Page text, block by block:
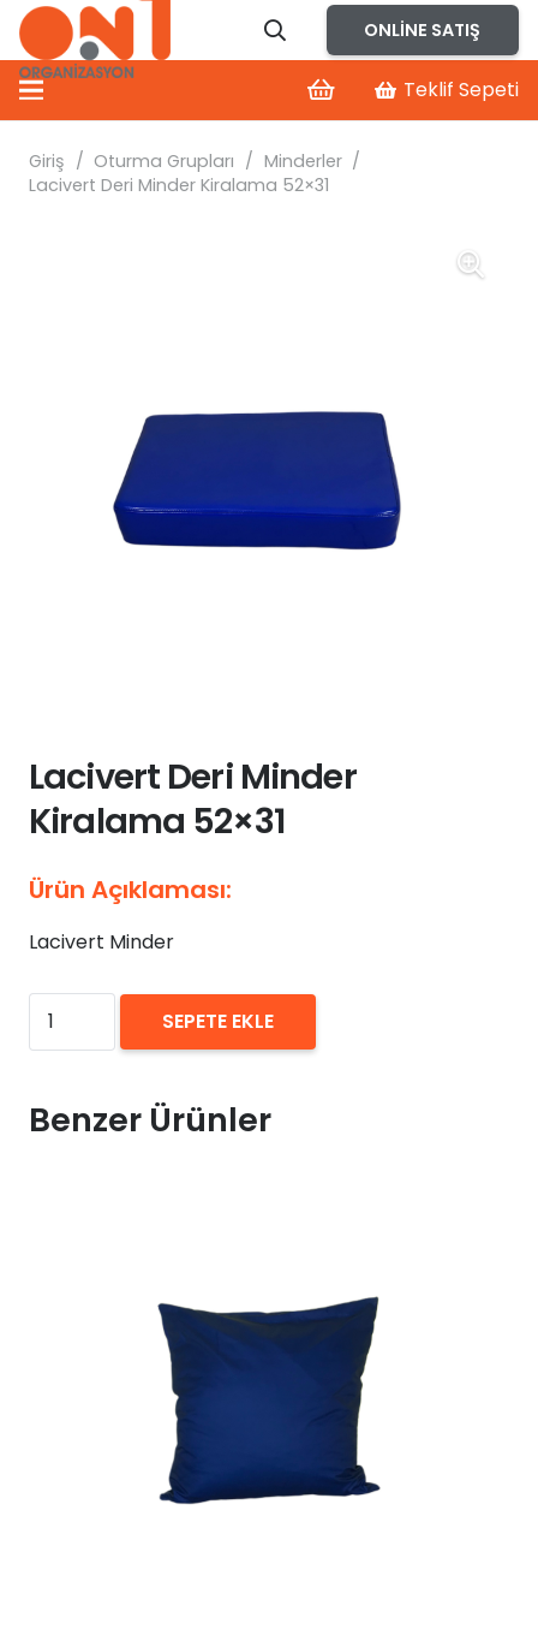
ONLINE SATIŞ
Teklif Sepeti
Giriş / Oturma Grupları / Minderler /
Lacivert Deri Minder Kiralama 52×31
Lacivert Deri Minder
Kiralama 52×31
Ürün Açıklaması:
Lacivert Minder
₺0,00
Lacivert
Deri
Kiralama
SEPETE EKLE
Benzer Ürünler